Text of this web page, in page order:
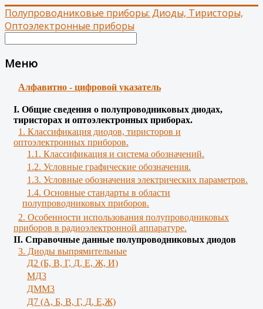
Полупроводниковые приборы: Диоды, Тиристоры,
Оптоэлектронные приборы
Меню
Алфавитно - цифровой указатель
І. Общие сведения о полупроводниковых диодах,
тиристорах и оптоэлектронных приборах.
1. Классификация диодов, тиристоров и
оптоэлектронных приборов.
1.1. Классификация и система обозначений.
1.2. Условные графические обозначения.
1.3. Условные обозначения электрических параметров.
1.4. Основные стандарты в области
полупроводниковых приборов.
2. Особенности использования полупроводниковых
приборов в радиоэлектронной аппаратуре.
II. Справочные данные полупроводниковых диодов
3. Диоды выпрямительные
Д2 (Б, В, Г, Д, Е, Ж, И)
МД3
ДММ3
Д7 (А, Б, В, Г, Д, Е,Ж)